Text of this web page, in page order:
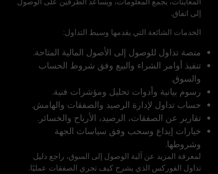
إلى اتفاق.
الخدمات الشائعة التي يقدمها وسيط التداول:
منصة تداول للوصول إلى الأصول المالية المتاحة.
تنفيذ أوامر الشراء والبيع وفق شروط الحساب
والسوق.
رسوم بيانية وأدوات تحليل ومؤشرات فنية.
حساب تداول لإدارة الرصيد والصفقات والهامش.
تقارير عن الصفقات، الرصيد، الأرباح والخسائر.
خيارات إيداع وسحب وفق سياسات الجهة
وشروطها.
لمعرفة المزيد عن آلية الوصول إلى السوق، راجع دليل
تداول الفوركس الذي يشرح كيف تجري الصفقات عمليًا.